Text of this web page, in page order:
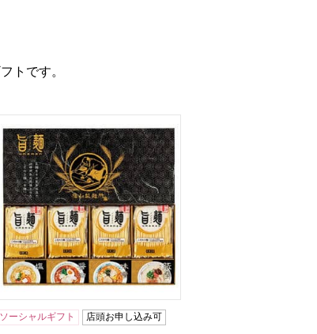
トです。
ソーシャルギフト 店頭お申し込み可